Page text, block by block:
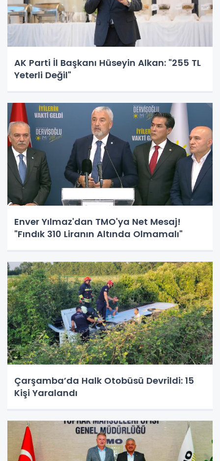
AK Parti İl Başkanı Hüseyin Alkan: "255 TL
Yeterli Değil"
Enver Yılmaz'dan TMO'ya Net Mesaj!
"Fındık 310 Liranın Altında Olmamalı"
Çarşamba’da Halk Otobüsü Devrildi: 15
Kişi Yaralandı